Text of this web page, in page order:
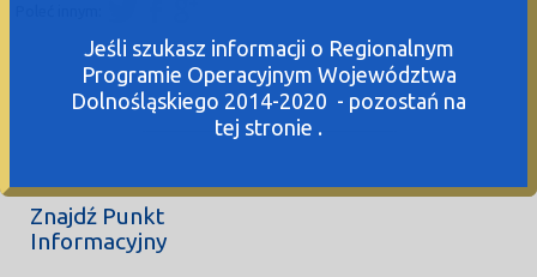
Znajdź Punkt
Informacyjny
Jeśli szukasz informacji o Regionalnym
Programie Operacyjnym Województwa
Dolnośląskiego 2014-2020 - pozostań na
tej stronie .